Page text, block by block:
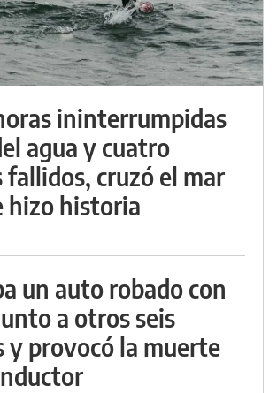
ininterrumpidas
agua y cuatro
cruzó el mar
hizo historia
un auto robado con
a otros seis
y provocó la muerte